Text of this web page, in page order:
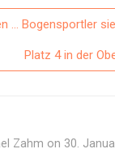
… Bogensportler
Platz 4 in der
Zahm on 30.